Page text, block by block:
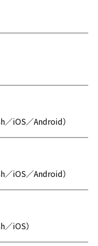
iOS／Android）
iOS／Android）
iOS）